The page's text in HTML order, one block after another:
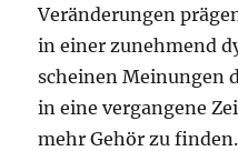
Veränderungen
in einer zunehmend
scheinen Meinungen
in eine vergangene
mehr Gehör zu